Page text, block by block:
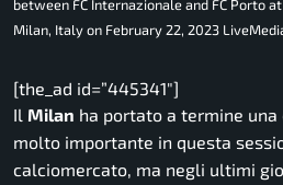
between FC Internazionale and FC Porto
Milan, Italy on February 22, 2023
[the_ad id=”445341″]
Il Milan ha portato a termine
molto importante in questa
calciomercato, ma negli ultimi